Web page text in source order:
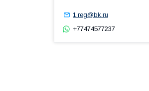
1.reg@bk.ru
+77474577237